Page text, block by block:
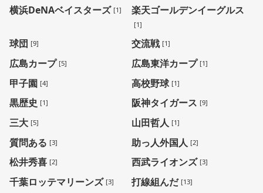
横浜DeNAベイスターズ [1] 楽天ゴールデンイーグルス
[1]
球団 [9] 交流戦 [1]
広島カープ [5] 広島東洋カープ [1]
甲子園 [4] 高校野球 [1]
黒歴史 [1] 阪神タイガース [9]
三大 [5] 山田哲人 [1]
質問ある [3] 助っ人外国人 [2]
松井秀喜 [2] 西武ライオンズ [3]
千葉ロッテマリーンズ [3] 打線組んだ [13]